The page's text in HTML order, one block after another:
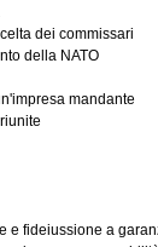
dei commissari
della NATO
mandante
e fideiussione a